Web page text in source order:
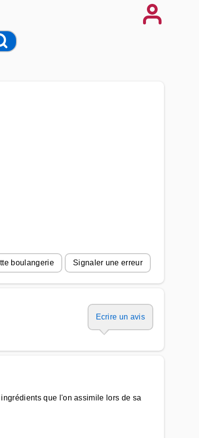
boulangerie Signaler une erreur
Ecrire un avis
que l'on assimile lors de sa